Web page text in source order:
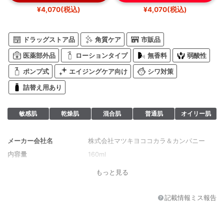
¥4,070(税込) ¥4,070(税込)
ドラッグストア品 角質ケア 市販品
医薬部外品 ローションタイプ 無香料 弱酸性
ポンプ式 エイジングケア向け シワ対策
詰替え用あり
敏感肌 乾燥肌 混合肌 普通肌 オイリー肌
メーカー会社名
株式会社マツキヨココカラ＆カンパニー
内容量
160ml
もっと見る
記載情報ミス報告